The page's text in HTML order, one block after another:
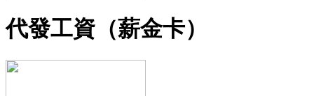
代發工資（薪金卡）